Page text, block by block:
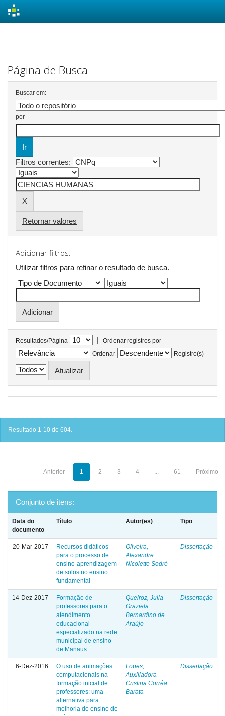
Página de Busca
Buscar em:
por
Filtros correntes:
Retornar valores
Adicionar filtros:
Utilizar filtros para refinar o resultado de busca.
Resultados/Página |
Ordenar registros por
Ordenar
Registro(s)
Resultado 1-10 de 604.
Anterior 1 2 3 4 ... 61 Próximo
Conjunto de itens:
Data do
documento
Título Autor(es) Tipo
20-Mar-2017
Recursos didáticos
para o processo de
ensino-aprendizagem
de solos no ensino
fundamental
Oliveira,
Alexandre
Nicolette Sodré
Dissertação
14-Dez-2017
Formação de
professores para o
atendimento
educacional
especializado na rede
municipal de ensino
de Manaus
Queiroz, Julia
Graziela
Bernardino de
Araújo
Dissertação
6-Dez-2016
O uso de animações
computacionais na
formação inicial de
professores: uma
alternativa para
melhoria do ensino de
Lopes,
Auxiliadora
Cristina Corrêa
Barata
Dissertação